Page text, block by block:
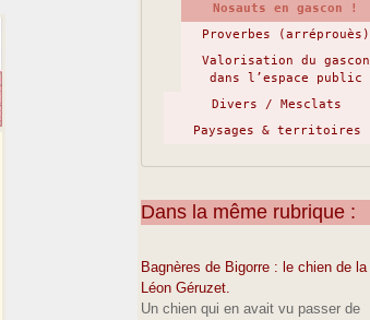
Nosauts en gascon !
Proverbes (arréprouès)
Valorisation du gascon
dans l’espace public
Divers / Mesclats
Paysages & territoires
Dans la même rubrique :
Bagnères de Bigorre : le chien de la
Léon Géruzet.
Un chien qui en avait vu passer de